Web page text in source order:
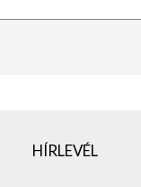
HÍRLEVÉL